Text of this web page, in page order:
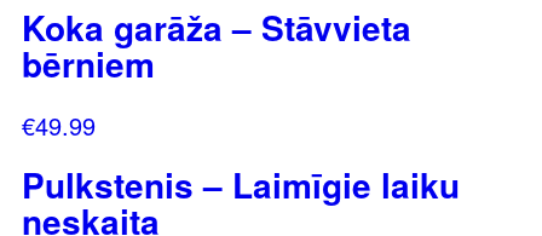
Koka garāža – Stāvvieta
bērniem
€49.99
Pulkstenis – Laimīgie laiku
neskaita